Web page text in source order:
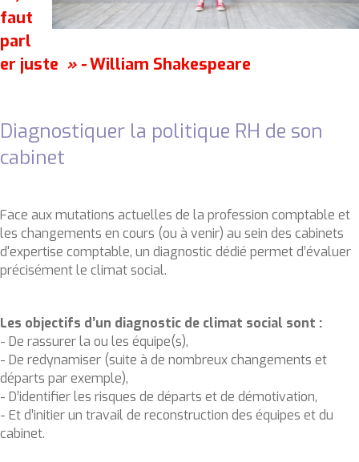
faut
parl
er juste » -William Shakespeare
Diagnostiquer la politique RH de son
cabinet
Face aux mutations actuelles de la profession comptable et
les changements en cours (ou à venir) au sein des cabinets
d'expertise comptable, un diagnostic dédié permet d’évaluer
précisément le climat social.
Les objectifs d’un diagnostic de climat social sont :
- De rassurer la ou les équipe(s),
- De redynamiser (suite à de nombreux changements et
départs par exemple),
- D’identifier les risques de départs et de démotivation,
- Et d’initier un travail de reconstruction des équipes et du
cabinet.